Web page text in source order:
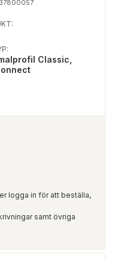
logga in för att beställa,
samt övriga
Classic,